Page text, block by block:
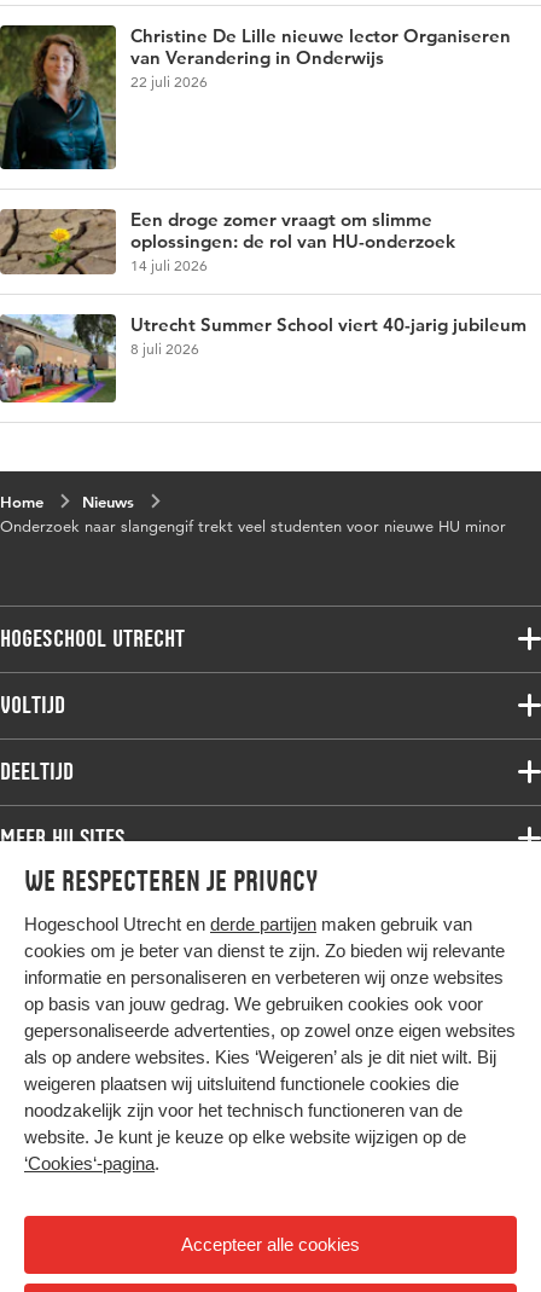
We respecteren je privacy
Hogeschool Utrecht en derde partijen maken gebruik van
cookies om je beter van dienst te zijn. Zo bieden wij relevante
informatie en personaliseren en verbeteren wij onze websites
op basis van jouw gedrag. We gebruiken cookies ook voor
gepersonaliseerde advertenties, op zowel onze eigen websites
als op andere websites. Kies ‘Weigeren’ als je dit niet wilt. Bij
weigeren plaatsen wij uitsluitend functionele cookies die
noodzakelijk zijn voor het technisch functioneren van de
website. Je kunt je keuze op elke website wijzigen op de
‘Cookies‘-pagina.
Accepteer alle cookies
Christine De Lille nieuwe lector Organiseren
van Verandering in Onderwijs
22 juli 2026
Een droge zomer vraagt om slimme
oplossingen: de rol van HU-onderzoek
14 juli 2026
Utrecht Summer School viert 40-jarig jubileum
8 juli 2026
Home
Nieuws
Onderzoek naar slangengif trekt veel studenten voor nieuwe HU minor
Hogeschool Utrecht
Voltijdopleidingen
Deeltijdopleidingen
Onderzoek
Werken bij de HU
Contact
Voltijd
Associate degree
Bachelor
Master
Studiekeuze voltijd
Deeltijd
Associate degree
Bachelor
Master
Post-master
Studiekeuze deeltijd
Meer HU sites
HU International
HU Bibliotheek
HU Ontwikkelt
Duurzame HU
Intranet
Trajectum
Hier komt alles samen
Colofon
Privacy
Cookies
Nieuwsbrief
Hoog contrast